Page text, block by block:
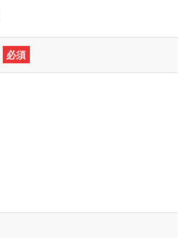
必須